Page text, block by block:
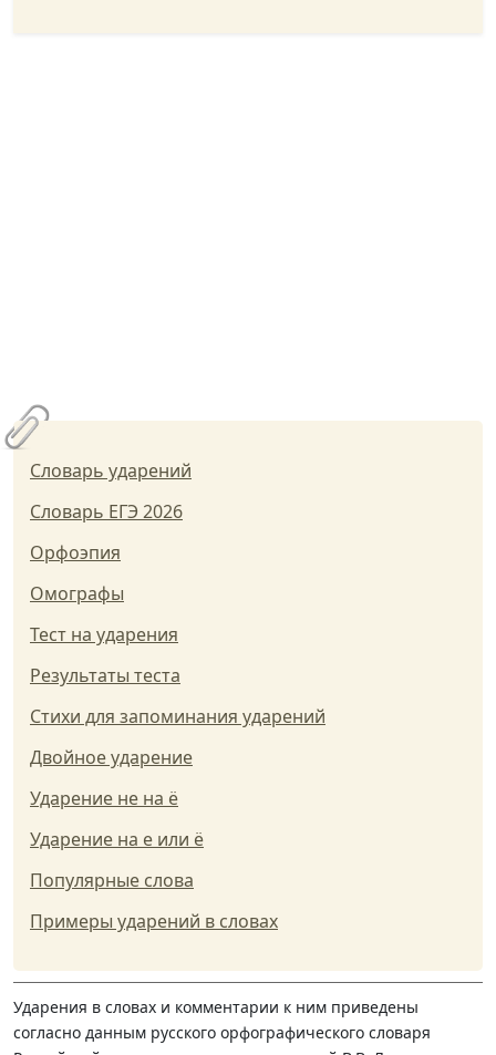
Словарь ударений
Словарь ЕГЭ 2026
Орфоэпия
Омографы
Тест на ударения
Результаты теста
Стихи для запоминания ударений
Двойное ударение
Ударение не на ё
Ударение на е или ё
Популярные слова
Примеры ударений в словах
Ударения в словах и комментарии к ним приведены
согласно данным русского орфографического словаря